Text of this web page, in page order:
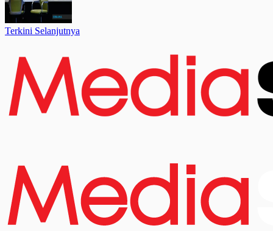
Terkini Selanjutnya